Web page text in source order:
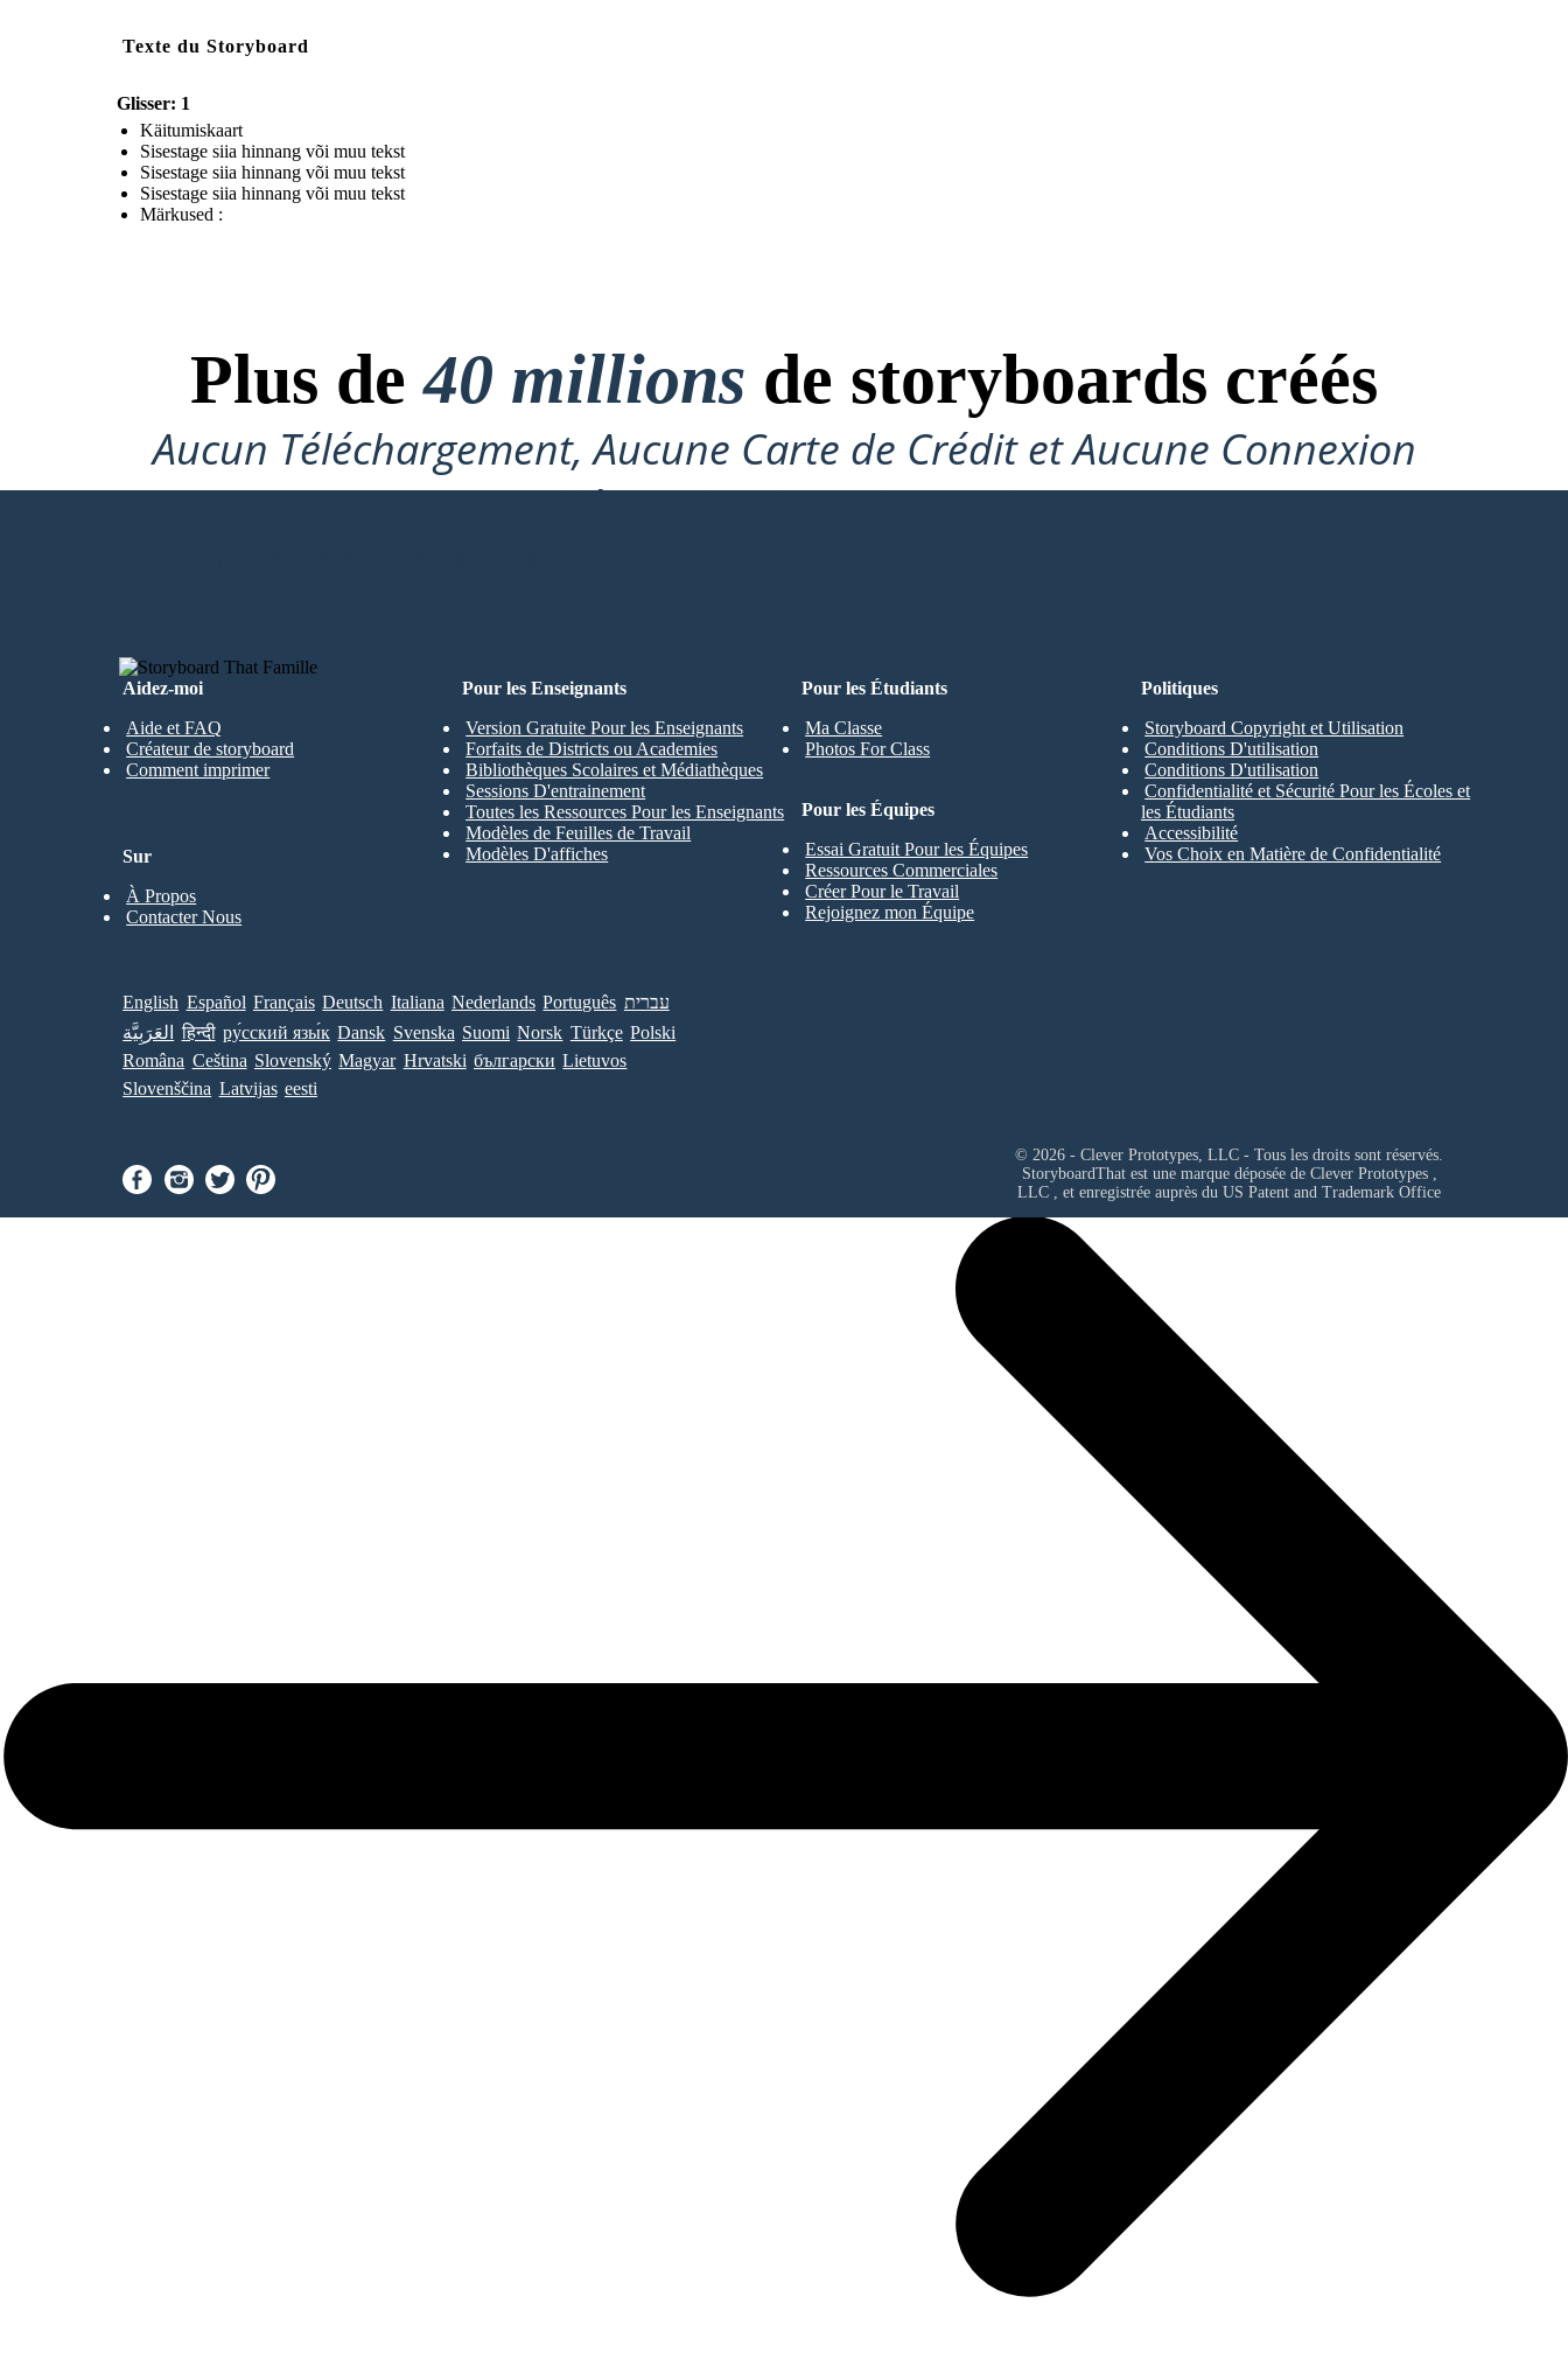
Texte du Storyboard
Glisser: 1
Käitumiskaart
Sisestage siia hinnang või muu tekst
Sisestage siia hinnang või muu tekst
Sisestage siia hinnang või muu tekst
Märkused :
Plus de40 millions de storyboards créés
Aucun Téléchargement, Aucune Carte de Crédit et Aucune Connexion
Nécessaire Pour Essayer !
Aidez-moi
Aide et FAQ
Créateur de storyboard
Comment imprimer
Pour les Étudiants
Ma Classe
Photos For Class
Pour les Enseignants
Version Gratuite Pour les Enseignants
Forfaits de Districts ou Academies
Bibliothèques Scolaires et Médiathèques
Sessions D'entrainement
Toutes les Ressources Pour les Enseignants
Modèles de Feuilles de Travail
Modèles D'affiches
Pour les Équipes
Essai Gratuit Pour les Équipes
Ressources Commerciales
Créer Pour le Travail
Rejoignez mon Équipe
Sur
À Propos
Contacter Nous
Politiques
Storyboard Copyright et Utilisation
Conditions D'utilisation
Conditions D'utilisation
Confidentialité et Sécurité Pour les Écoles et
les Étudiants
Accessibilité
Vos Choix en Matière de Confidentialité
English Español Français Deutsch Italiana Nederlands Português עברית
العَرَبِيَّة
हिन्दी ру́сский язы́к Dansk Svenska Suomi Norsk Türkçe Polski
Româna Ceština Slovenský Magyar Hrvatski български Lietuvos
Slovenščina Latvijas eesti
© 2026 - Clever Prototypes, LLC - Tous les droits sont réservés.
StoryboardThat est une marque déposée de Clever Prototypes ,
LLC , et enregistrée auprès du US Patent and Trademark Office